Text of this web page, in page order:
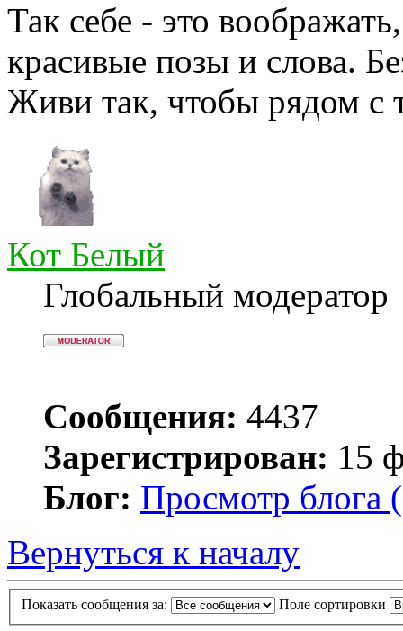
Так себе - это
красивые позы и слова.
Живи так, чтобы рядом с
Кот Белый
Глобальный модератор
Сообщения: 4437
Зарегистрирован: 15
Блог: Просмотр блога
Вернуться к началу
Показать сообщения за: Поле сортировки